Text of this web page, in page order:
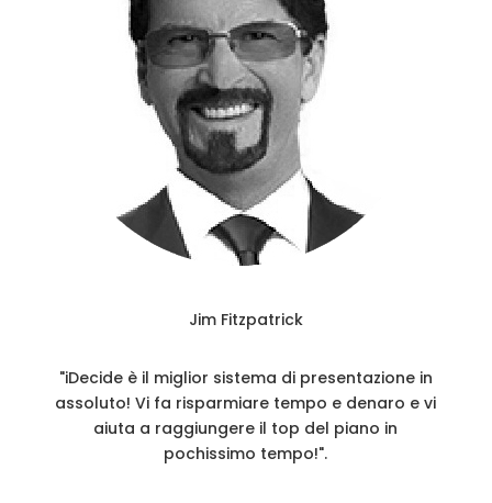
Jim Fitzpatrick
"iDecide è il miglior sistema di presentazione in
assoluto! Vi fa risparmiare tempo e denaro e vi
aiuta a raggiungere il top del piano in
pochissimo tempo!".